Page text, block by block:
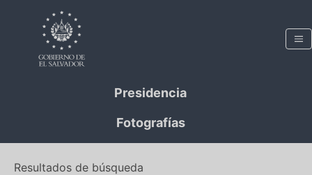
Presidencia
Fotografías
Resultados de búsqueda